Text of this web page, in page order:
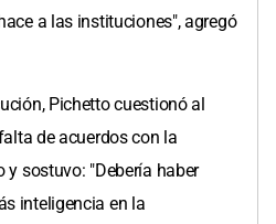
a las instituciones", agregó
Pichetto cuestionó al
de acuerdos con la
y sostuvo: "Debería haber
inteligencia en la